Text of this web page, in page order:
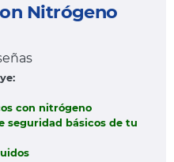
Nitrógeno
con nitrógeno
seguridad básicos de tu